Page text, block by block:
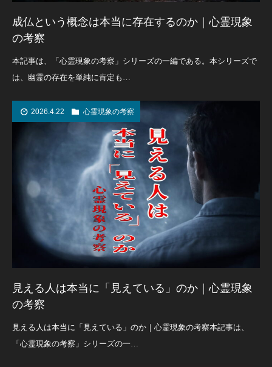
成仏という概念は本当に存在するのか｜心霊現象
の考察
本記事は、「心霊現象の考察」シリーズの一編である。本シリーズで
は、幽霊の存在を単純に肯定も…
2026.4.22 心霊現象の考察
見える人は本当に「見えている」のか｜心霊現象
の考察
見える人は本当に「見えている」のか｜心霊現象の考察本記事は、
「心霊現象の考察」シリーズの一…